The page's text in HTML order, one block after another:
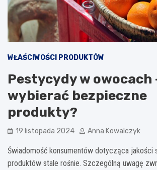
WŁAŚCIWOŚCI PRODUKTÓW
Pestycydy w owocach
wybierać bezpieczne
produkty?
19 listopada 2024 Anna Kowalczyk
Świadomość konsumentów dotycząca jakości
produktów stale rośnie. Szczególną uwagę